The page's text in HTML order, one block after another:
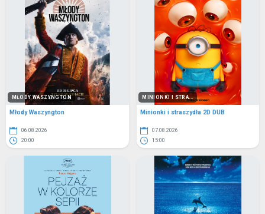
MŁODY WASZYNGTON
Młody Waszyngton
06.08.2026
20:00
MINIONKI I STRA...
Minionki i straszydła 2D DUB
07.08.2026
15:00